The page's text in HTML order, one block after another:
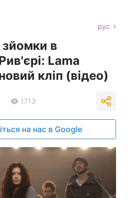
рус
зйомки в
Lama
кліп (відео)
1713
на нас в Google